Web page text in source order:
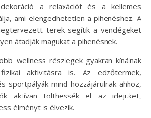
a relaxációt és a kellemes
ami elengedhetetlen a pihenéshez. A
terek segítik a vendégeket
átadják magukat a pihenésnek.
wellness részlegek gyakran kínálnak
aktivitásra is. Az edzőtermek,
sportpályák mind hozzájárulnak ahhoz,
aktívan tölthessék el az idejüket,
élményt is élvezik.